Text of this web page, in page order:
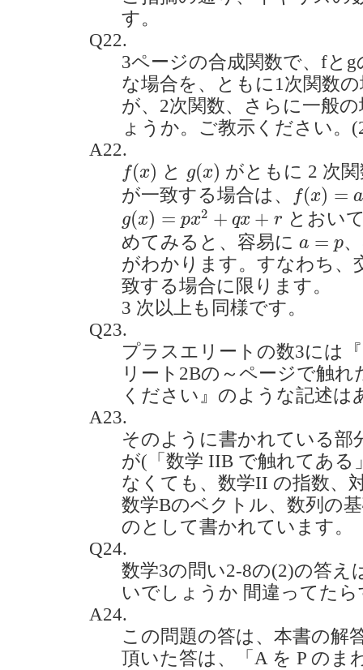
す。
Q22.
3ページの合成関数で、fと
な場合を、ともに1次関数
が、2次関数、さらに一般
ょうか。ご教示ください。
A22.
f(x)
f(x) と g(x)
g(x) がともに 2 次
が一致する場合は、
f(x) = a
f(x =ax 2
g(x) = px2 + qx + r
g( ) =px2 +q x+ r
とおい
めてみると、容易に a = p
a=p 、
がわかります。すなわち、
致する場合に限ります。
3 次以上も同様です。
Q23.
プラスエリートの数3には
リート2Bの～ページで触
ください』のような記述は
A23.
そのように書かれている部
が(「数学 IIB で触れてあ
なくても、数学II の指数、
数学Bのベクトル、数列の
のとして書かれています。
Q24.
数学3の問い2-8の(2)の答え
いでしょうか 間違ってた
A24.
この問題の答は、本書の解
頂いた答は、「A を P のま